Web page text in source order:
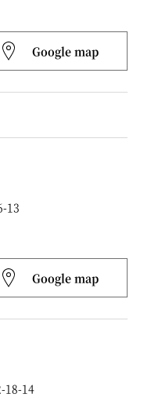
Google map
13
Google map
18-14